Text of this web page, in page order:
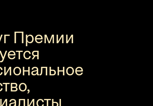
Премии